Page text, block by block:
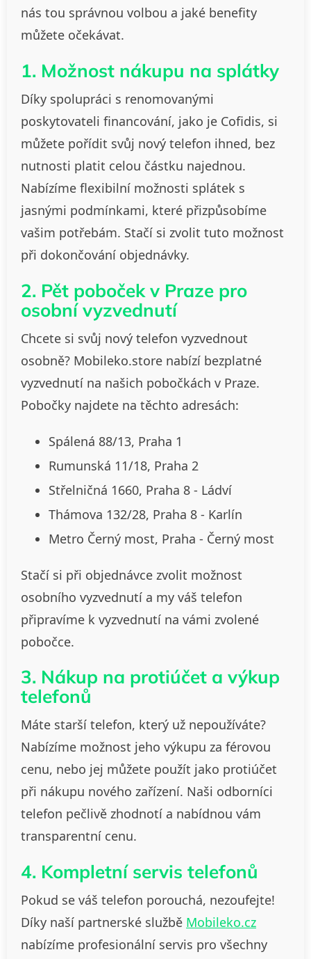
nás tou správnou volbou a jaké benefity
můžete očekávat.
1. Možnost nákupu na splátky
Díky spolupráci s renomovanými
poskytovateli financování, jako je Cofidis, si
můžete pořídit svůj nový telefon ihned, bez
nutnosti platit celou částku najednou.
Nabízíme flexibilní možnosti splátek s
jasnými podmínkami, které přizpůsobíme
vašim potřebám. Stačí si zvolit tuto možnost
při dokončování objednávky.
2. Pět poboček v Praze pro
osobní vyzvednutí
Chcete si svůj nový telefon vyzvednout
osobně? Mobileko.store nabízí bezplatné
vyzvednutí na našich pobočkách v Praze.
Pobočky najdete na těchto adresách:
Spálená 88/13, Praha 1
Rumunská 11/18, Praha 2
Střelničná 1660, Praha 8 - Ládví
Thámova 132/28, Praha 8 - Karlín
Metro Černý most, Praha - Černý most
Stačí si při objednávce zvolit možnost
osobního vyzvednutí a my váš telefon
připravíme k vyzvednutí na vámi zvolené
pobočce.
3. Nákup na protiúčet a výkup
telefonů
Máte starší telefon, který už nepoužíváte?
Nabízíme možnost jeho výkupu za férovou
cenu, nebo jej můžete použít jako protiúčet
při nákupu nového zařízení. Naši odborníci
telefon pečlivě zhodnotí a nabídnou vám
transparentní cenu.
4. Kompletní servis telefonů
Pokud se váš telefon porouchá, nezoufejte!
Díky naší partnerské službě Mobileko.cz
nabízíme profesionální servis pro všechny